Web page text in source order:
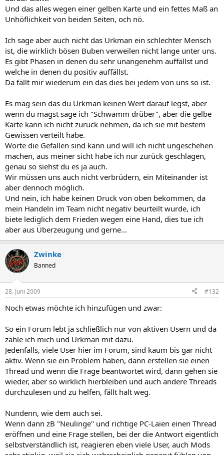
Und das alles wegen einer gelben Karte und ein fettes Maß an
Unhöflichkeit von beiden Seiten, och nö.
Ich sage aber auch nicht das Urkman ein schlechter Mensch
ist, die wirklich bösen Buben verweilen nicht lange unter uns.
Es gibt Phasen in denen du sehr unangenehm auffällst und
welche in denen du positiv auffällst.
Da fällt mir wiederum ein das dies bei jedem von uns so ist.
Es mag sein das du Urkman keinen Wert darauf legst, aber
wenn du magst sage ich "Schwamm drüber", aber die gelbe
Karte kann ich nicht zurück nehmen, da ich sie mit bestem
Gewissen verteilt habe.
Worte die Gefallen sind kann und will ich nicht ungeschehen
machen, aus meiner sicht habe ich nur zurück geschlagen,
genau so siehst du es ja auch.
Wir müssen uns auch nicht verbrüdern, ein Miteinander ist
aber dennoch möglich.
Und nein, ich habe keinen Druck von oben bekommen, da
mein Handeln im Team nicht negativ beurteilt wurde, ich
biete lediglich dem Frieden wegen eine Hand, dies tue ich
aber aus Überzeugung und gerne...
Zwinke
Banned
28. Juni 2009 #132
Noch etwas möchte ich hinzufügen und zwar:
So ein Forum lebt ja schließlich nur von aktiven Usern und da
zähle ich mich und Urkman mit dazu.
Jedenfalls, viele User hier im Forum, sind kaum bis gar nicht
aktiv. Wenn sie ein Problem haben, dann erstellen sie einen
Thread und wenn die Frage beantwortet wird, dann gehen sie
wieder, aber so wirklich hierbleiben und auch andere Threads
durchzulesen und zu helfen, fällt halt weg.
Nundenn, wie dem auch sei.
Wenn dann zB "Neulinge" und richtige PC-Laien einen Thread
eröffnen und eine Frage stellen, bei der die Antwort eigentlich
selbstverständlich ist, reagieren eben viele User, auch Mods